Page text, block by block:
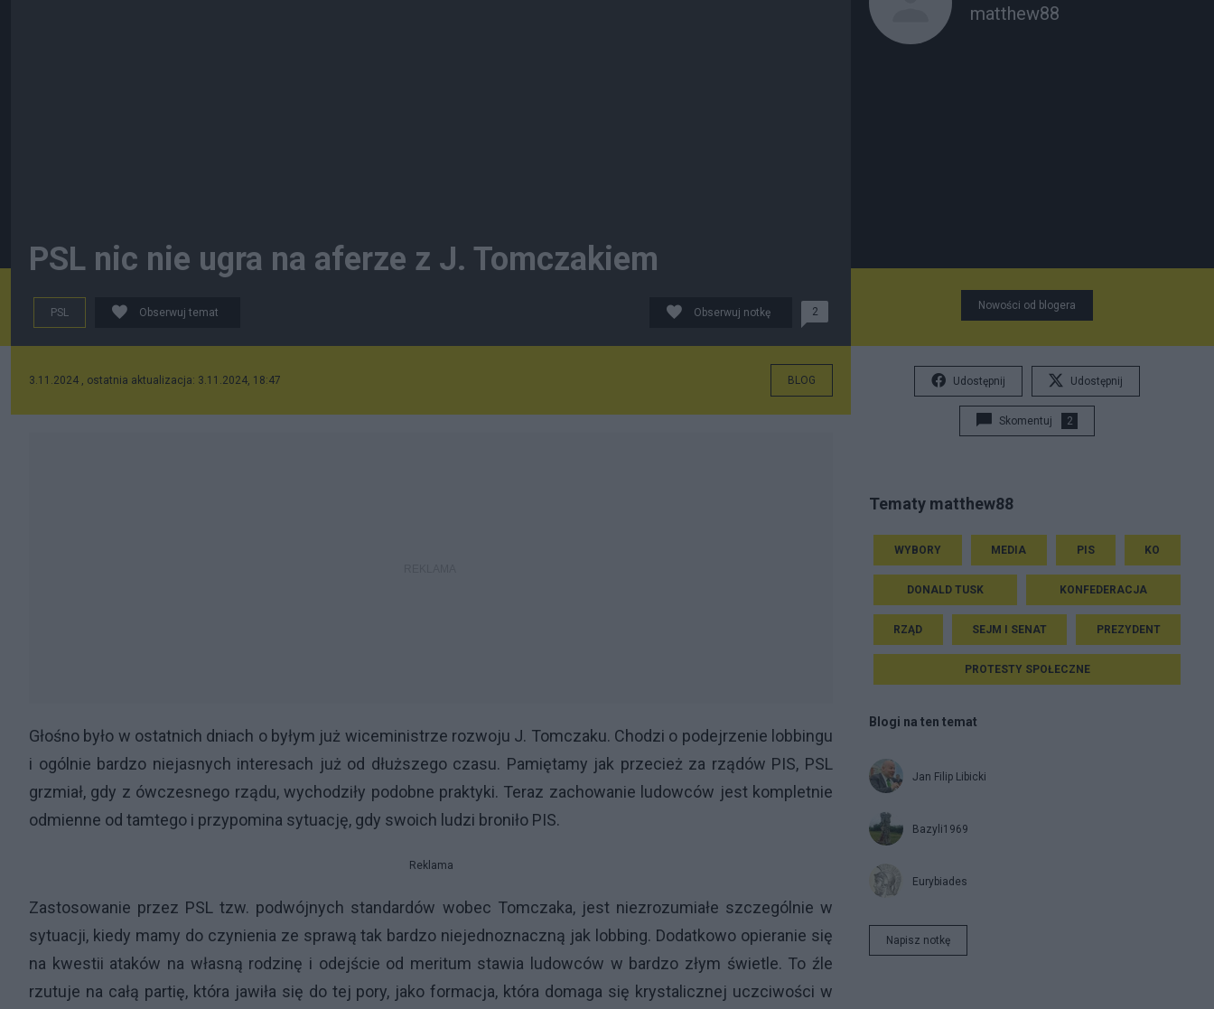
PSL nic nie ugra na aferze z J. Tomczakiem
PSL Obserwuj temat Obserwuj notkę 2
3.11.2024 , ostatnia aktualizacja: 3.11.2024, 18:47 BLOG
Głośno było w ostatnich dniach o byłym już wiceministrze rozwoju J. Tomczaku. Chodzi o podejrzenie lobbingu
i ogólnie bardzo niejasnych interesach już od dłuższego czasu. Pamiętamy jak przecież za rządów PIS, PSL
grzmiał, gdy z ówczesnego rządu, wychodziły podobne praktyki. Teraz zachowanie ludowców jest kompletnie
odmienne od tamtego i przypomina sytuację, gdy swoich ludzi broniło PIS.
Reklama
Zastosowanie przez PSL tzw. podwójnych standardów wobec Tomczaka, jest niezrozumiałe szczególnie w
sytuacji, kiedy mamy do czynienia ze sprawą tak bardzo niejednoznaczną jak lobbing. Dodatkowo opieranie się
na kwestii ataków na własną rodzinę i odejście od meritum stawia ludowców w bardzo złym świetle. To źle
rzutuje na całą partię, która jawiła się do tej pory, jako formacja, która domaga się krystalicznej uczciwości w
matthew88
Nowości od blogera
Udostępnij Udostępnij
Skomentuj 2
Tematy matthew88
WYBORY MEDIA PIS KO
DONALD TUSK KONFEDERACJA
RZĄD SEJM I SENAT PREZYDENT
PROTESTY SPOŁECZNE
Blogi na ten temat
Jan Filip Libicki
Bazyli1969
Eurybiades
Napisz notkę